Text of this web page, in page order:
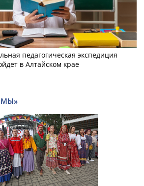
педагогическая экспедиция
в Алтайском крае
МЫ»